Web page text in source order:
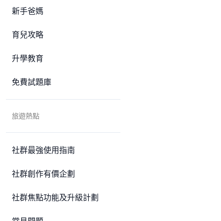
新手爸媽
育兒攻略
升學教育
免費試題庫
旅遊熱點
社群最強使用指南
社群創作有價企劃
社群焦點功能及升級計劃